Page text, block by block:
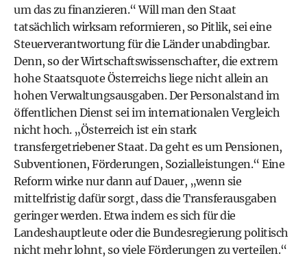
um das zu finanzieren.“ Will man den Staat
tatsächlich wirksam reformieren, so Pitlik, sei eine
Steuerverantwortung für die Länder unabdingbar.
Denn, so der Wirtschaftswissenschafter, die extrem
hohe Staatsquote Österreichs liege nicht allein an
hohen Verwaltungsausgaben. Der Personalstand im
öffentlichen Dienst sei im internationalen Vergleich
nicht hoch. „Österreich ist ein stark
transfergetriebener Staat. Da geht es um Pensionen,
Subventionen, Förderungen, Sozialleistungen.“ Eine
Reform wirke nur dann auf Dauer, „wenn sie
mittelfristig dafür sorgt, dass die Transferausgaben
geringer werden. Etwa indem es sich für die
Landeshauptleute oder die Bundesregierung politisch
nicht mehr lohnt, so viele Förderungen zu verteilen.“